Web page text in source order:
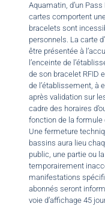
Aquamatin, d’un
cartes comportent
bracelets sont
personnels. La carte
être présentée à
l’enceinte de
de son bracelet RFID
de l’établissement, à
après validation sur
cadre des horaires
fonction de la formule
Une fermeture
bassins aura lieu
public, une partie ou
temporairement
manifestations
abonnés seront
voie d’affichage 45